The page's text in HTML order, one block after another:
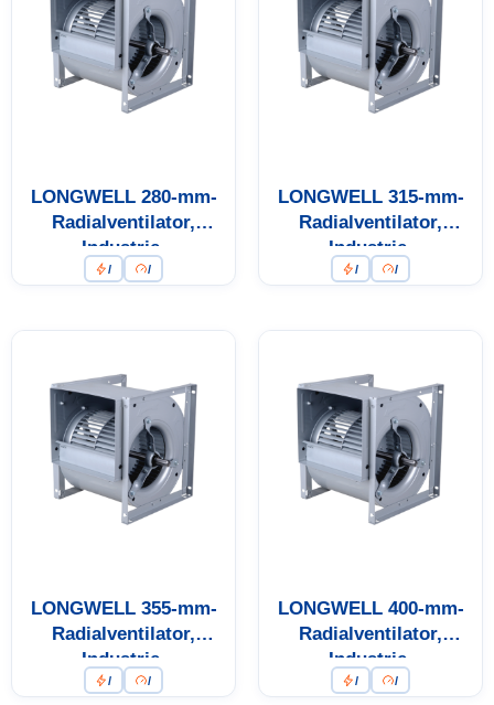
LONGWELL 280-mm-
Radialventilator,
Industrie-
Radialventilator
/ /
LONGWELL 315-mm-
Radialventilator,
Industrie-
Radialventilator
/ /
LONGWELL 355-mm-
Radialventilator,
Industrie-
Radialventilator
/ /
LONGWELL 400-mm-
Radialventilator,
Industrie-
Radialventilator, 400 V
/ /